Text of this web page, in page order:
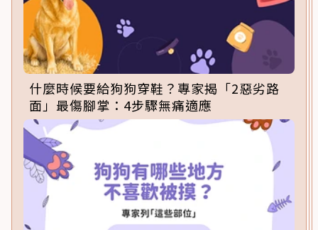
什麼時候要給狗狗穿鞋？專家揭「2惡劣路
面」最傷腳掌：4步驟無痛適應